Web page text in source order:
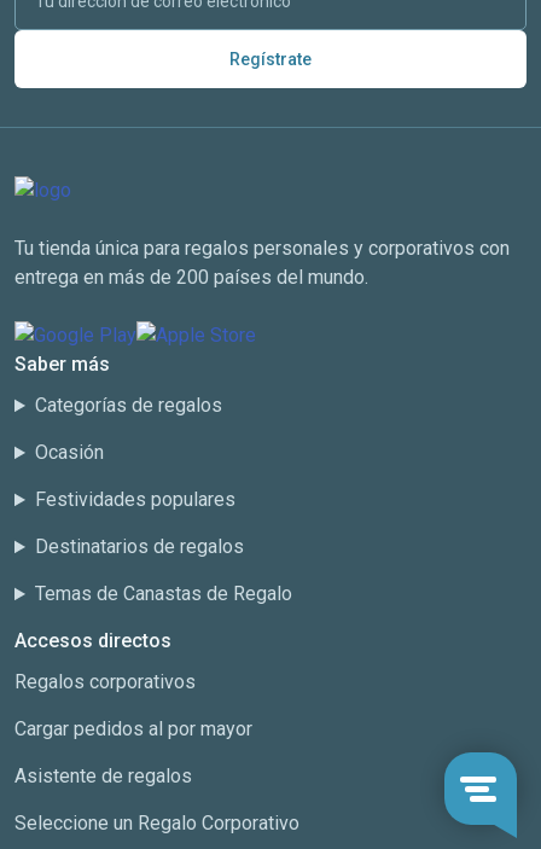
Regístrate
Tu tienda única para regalos personales y corporativos con
entrega en más de 200 países del mundo.
Saber más
Categorías de regalos
Ocasión
Festividades populares
Destinatarios de regalos
Temas de Canastas de Regalo
Accesos directos
Regalos corporativos
Cargar pedidos al por mayor
Asistente de regalos
Seleccione un Regalo Corporativo